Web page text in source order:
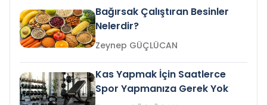
Bağırsak Çalıştıran Besinler
Nelerdir?
Zeynep GÜÇLÜCAN
Kas Yapmak İçin Saatlerce
Spor Yapmanıza Gerek Yok